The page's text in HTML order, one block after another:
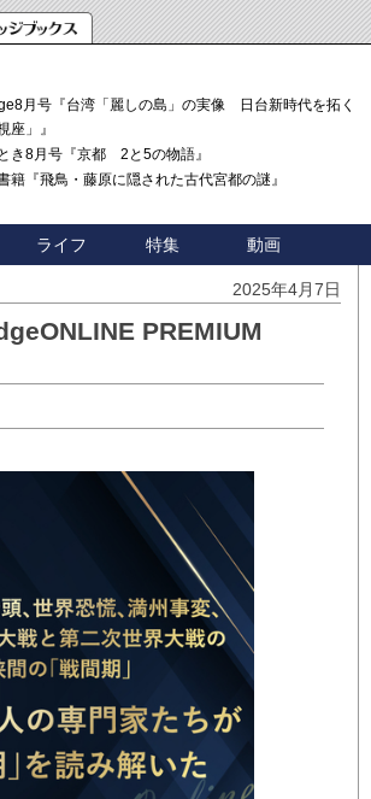
月号『台湾「麗しの島」の実像 日台新時代を拓く「3
座」』
き8月号『京都 2と5の物語』
籍『飛鳥・藤原に隠された古代宮都の謎』
ライフ 特集 動画
2025年4月7日
PREMIUM